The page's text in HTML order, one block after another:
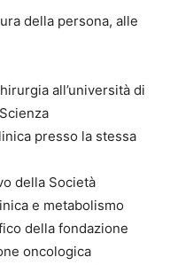
della persona, alle
all’università di
presso la stessa
della Società
e metabolismo
della fondazione
oncologica